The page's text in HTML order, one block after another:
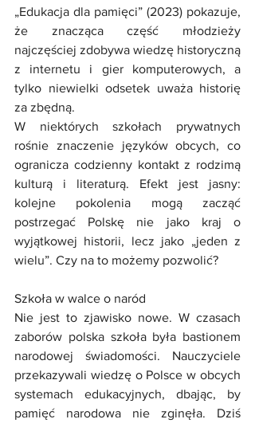
„Edukacja dla pamięci” (2023) pokazuje,
że znacząca część młodzieży
najczęściej zdobywa wiedzę historyczną
z internetu i gier komputerowych, a
tylko niewielki odsetek uważa historię
za zbędną.
W niektórych szkołach prywatnych
rośnie znaczenie języków obcych, co
ogranicza codzienny kontakt z rodzimą
kulturą i literaturą. Efekt jest jasny:
kolejne pokolenia mogą zacząć
postrzegać Polskę nie jako kraj o
wyjątkowej historii, lecz jako „jeden z
wielu”. Czy na to możemy pozwolić?
Szkoła w walce o naród
Nie jest to zjawisko nowe. W czasach
zaborów polska szkoła była bastionem
narodowej świadomości. Nauczyciele
przekazywali wiedzę o Polsce w obcych
systemach edukacyjnych, dbając, by
pamięć narodowa nie zginęła. Dziś